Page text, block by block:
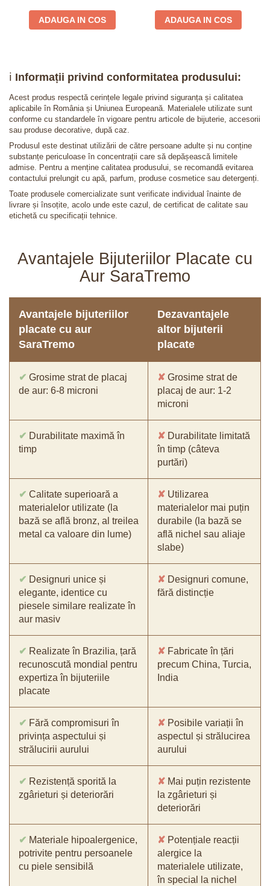
ADAUGA IN COS ADAUGA IN COS
ℹ️ Informații privind conformitatea produsului:
Acest produs respectă cerințele legale privind siguranța și calitatea
aplicabile în România și Uniunea Europeană. Materialele utilizate sunt
conforme cu standardele în vigoare pentru articole de bijuterie, accesorii
sau produse decorative, după caz.
Produsul este destinat utilizării de către persoane adulte și nu conține
substanțe periculoase în concentrații care să depășească limitele
admise. Pentru a menține calitatea produsului, se recomandă evitarea
contactului prelungit cu apă, parfum, produse cosmetice sau detergenți.
Toate produsele comercializate sunt verificate individual înainte de
livrare și însoțite, acolo unde este cazul, de certificat de calitate sau
etichetă cu specificații tehnice.
Avantajele Bijuteriilor Placate cu
Aur SaraTremo
Avantajele bijuteriilor
placate cu aur
SaraTremo
Dezavantajele
altor bijuterii
placate
✔ Grosime strat de placaj
de aur: 6-8 microni
✘ Grosime strat de
placaj de aur: 1-2
microni
✔ Durabilitate maximă în
timp
✘ Durabilitate limitată
în timp (câteva
purtări)
✔ Calitate superioară a
materialelor utilizate (la
bază se află bronz, al treilea
metal ca valoare din lume)
✘ Utilizarea
materialelor mai puțin
durabile (la bază se
află nichel sau aliaje
slabe)
✔ Designuri unice și
elegante, identice cu
piesele similare realizate în
aur masiv
✘ Designuri comune,
fără distincție
✔ Realizate în Brazilia, țară
recunoscută mondial pentru
expertiza în bijuteriile
placate
✘ Fabricate în țări
precum China, Turcia,
India
✔ Fără compromisuri în
privința aspectului și
strălucirii aurului
✘ Posibile variații în
aspectul și strălucirea
aurului
✔ Rezistență sporită la
zgârieturi și deteriorări
✘ Mai puțin rezistente
la zgârieturi și
deteriorări
✔ Materiale hipoalergenice,
potrivite pentru persoanele
cu piele sensibilă
✘ Potențiale reacții
alergice la
materialele utilizate,
în special la nichel